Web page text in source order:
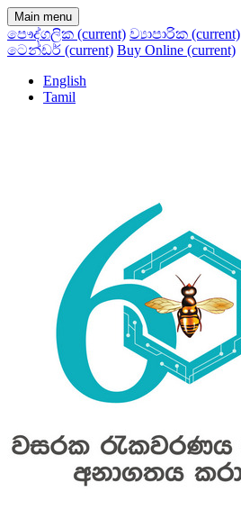
Main menu
පෞද්ගලික (current) ව්‍යාපාරික (current)
ටෙන්ඩර් (current) Buy Online (current)
English
Tamil